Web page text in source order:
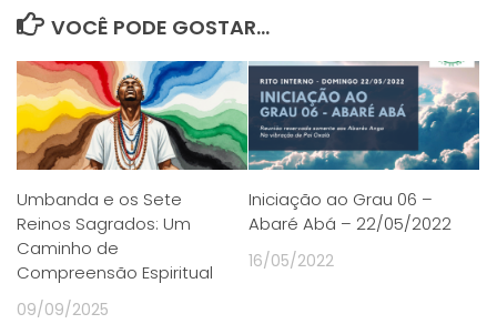
VOCÊ PODE GOSTAR...
Umbanda e os Sete
Reinos Sagrados: Um
Caminho de
Compreensão Espiritual
09/09/2025
Iniciação ao Grau 06 –
Abaré Abá – 22/05/2022
16/05/2022